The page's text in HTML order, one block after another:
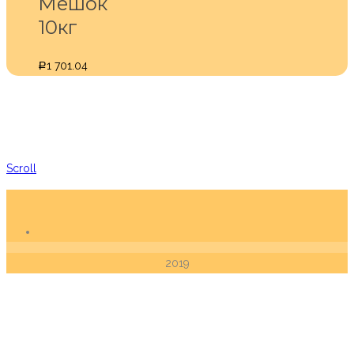
10кг
Р1 701.04
Scroll
2019